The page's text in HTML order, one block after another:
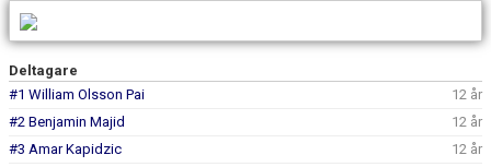
KONTAKT
NYHETER
BUDORD TILL FOTBOLLSFÖRÄDRAR
Deltagare
#1 William Olsson Pai
12 år
#2 Benjamin Majid
12 år
#3 Amar Kapidzic
12 år